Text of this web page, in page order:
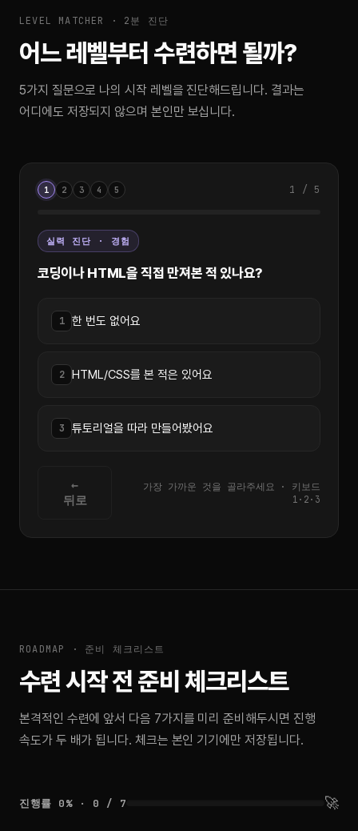
LEVEL MATCHER · 2분 진단
어느 레벨부터 수련하면 될까?
5가지 질문으로 나의 시작 레벨을 진단해드립니다. 결과는
어디에도 저장되지 않으며 본인만 보십니다.
1 2 3 4 5 1 / 5
실력 진단 · 경험
코딩이나 HTML을 직접 만져본 적 있나요?
1 한 번도 없어요
2 HTML/CSS를 본 적은 있어요
3 튜토리얼을 따라 만들어봤어요
←
뒤로
가장 가까운 것을 골라주세요 · 키보드
1·2·3
ROADMAP · 준비 체크리스트
수련 시작 전 준비 체크리스트
본격적인 수련에 앞서 다음 7가지를 미리 준비해두시면 진행
속도가 두 배가 됩니다. 체크는 본인 기기에만 저장됩니다.
진행률 0% · 0 / 7 🚀